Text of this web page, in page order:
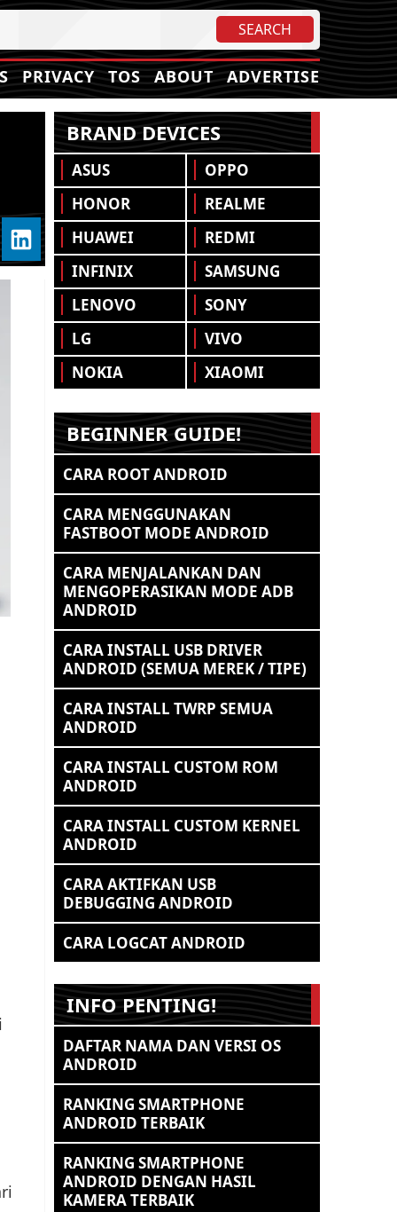
PRIVACY TOS ABOUT ADVERTISE
BRAND DEVICES
ASUS
HONOR
HUAWEI
INFINIX
LENOVO
LG
NOKIA
OPPO
REALME
REDMI
SAMSUNG
SONY
VIVO
XIAOMI
BEGINNER GUIDE!
CARA ROOT ANDROID
CARA MENGGUNAKAN
FASTBOOT MODE ANDROID
CARA MENJALANKAN DAN
MENGOPERASIKAN MODE ADB
ANDROID
CARA INSTALL USB DRIVER
ANDROID (SEMUA MEREK / TIPE)
CARA INSTALL TWRP SEMUA
ANDROID
CARA INSTALL CUSTOM ROM
ANDROID
CARA INSTALL CUSTOM KERNEL
ANDROID
CARA AKTIFKAN USB
DEBUGGING ANDROID
CARA LOGCAT ANDROID
INFO PENTING!
DAFTAR NAMA DAN VERSI OS
ANDROID
RANKING SMARTPHONE
ANDROID TERBAIK
RANKING SMARTPHONE
ANDROID DENGAN HASIL
KAMERA TERBAIK